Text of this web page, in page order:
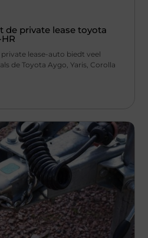
de private lease toyota
lease-auto biedt veel
de Toyota Aygo, Yaris, Corolla